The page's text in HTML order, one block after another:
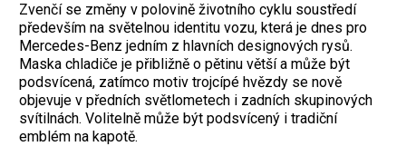
Zvenčí se změny v polovině životního cyklu soustředí
především na světelnou identitu vozu, která je dnes pro
Mercedes-Benz jedním z hlavních designových rysů.
Maska chladiče je přibližně o pětinu větší a může být
podsvícená, zatímco motiv trojcípé hvězdy se nově
objevuje v předních světlometech i zadních skupinových
svítilnách. Volitelně může být podsvícený i tradiční
emblém na kapotě.